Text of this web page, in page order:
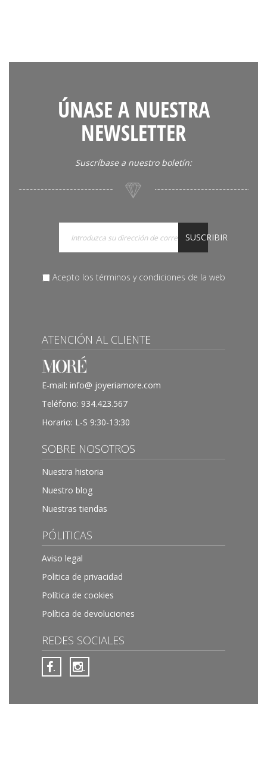
ÚNASE A NUESTRA
NEWSLETTER
Suscríbase a nuestro boletín:
SUSCRIBIR
Acepto los términos y condiciones de la web
ATENCIÓN AL CLIENTE
E-mail: info@ joyeriamore.com
Teléfono: 934.423.567
Horario: L-S 9:30-13:30
SOBRE NOSOTROS
Nuestra historia
Nuestro blog
Nuestras tiendas
PÓLITICAS
Aviso legal
Politica de privacidad
Política de cookies
Política de devoluciones
REDES SOCIALES
. .